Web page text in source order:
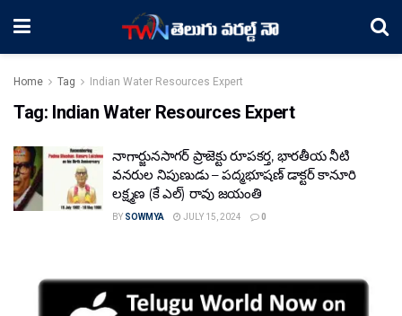
Home Tag Indian Water Resources Expert
Tag: Indian Water Resources Expert
నాగార్జునసాగర్ ప్రాజెక్టు రూపకర్త, భారతీయ నీటి
వనరుల నిపుణుడు – పద్మభూషణ్ డాక్టర్ కానూరి
లక్ష్మణ (కే ఎల్) రావు జయంతి
BY SOWMYA JULY 15, 2024 0